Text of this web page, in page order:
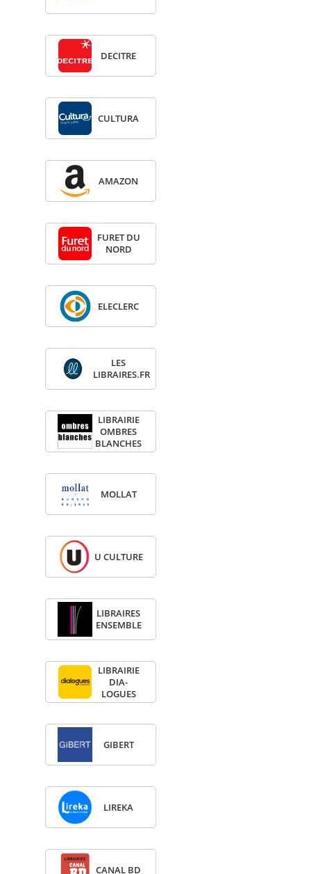
DECITRE
CULTURA
AMA­ZON
FURET DU
NORD
ELE­CLERC
LES
LIBRAIRES.FR
LIBRAI­RIE
OMBRES
BLANCHES
MOL­LAT
U CULTURE
LIBRAIRES
ENSEMBLE
LIBRAI­RIE
DIA­
LOGUES
GIBERT
LIREKA
CANAL BD